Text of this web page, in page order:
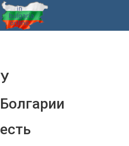
У
Болгарии
есть